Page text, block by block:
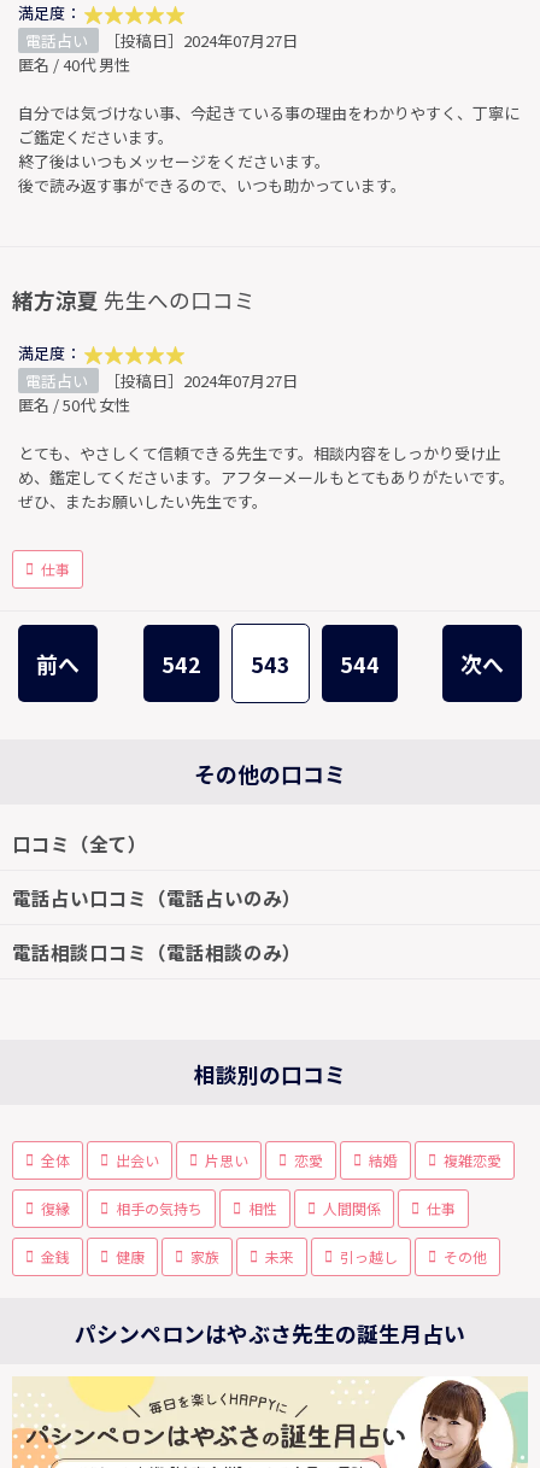
満足度：
電話占い
［投稿日］2024年07月27日
匿名 / 40代 男性
自分では気づけない事、今起きている事の理由をわかりやすく、丁寧に
ご鑑定くださいます。
終了後はいつもメッセージをくださいます。
後で読み返す事ができるので、いつも助かっています。
緒方涼夏 先生への口コミ
満足度：
電話占い
［投稿日］2024年07月27日
匿名 / 50代 女性
とても、やさしくて信頼できる先生です。相談内容をしっかり受け止
め、鑑定してくださいます。アフターメールもとてもありがたいです。
ぜひ、またお願いしたい先生です。
仕事
前へ 542 543 544 次へ
その他の口コミ
口コミ（全て）
電話占い口コミ（電話占いのみ）
電話相談口コミ（電話相談のみ）
相談別の口コミ
全体 出会い 片思い 恋愛 結婚 複雑恋愛
復縁 相手の気持ち 相性 人間関係 仕事
金銭 健康 家族 未来 引っ越し その他
パシンペロンはやぶさ先生の誕生月占い